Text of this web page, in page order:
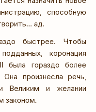
способную
ад.
быстрее. Чтобы
коронация
была гораздо более
произнесла речь,
Великим и желании
законом.